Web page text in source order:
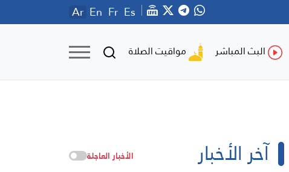
Ar En Fr Es
البث المباشر مواقيت الصلاة
آخر الأخبار الأخبار العاجلة